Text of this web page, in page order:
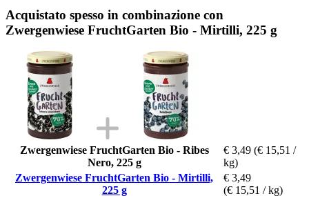
Acquistato spesso in combinazione con
Zwergenwiese FruchtGarten Bio - Mirtilli, 225 g
Zwergenwiese FruchtGarten Bio - Ribes
Nero, 225 g
€ 3,49 (€ 15,51 /
kg)
Zwergenwiese FruchtGarten Bio - Mirtilli,
225 g
€ 3,49
(€ 15,51 / kg)